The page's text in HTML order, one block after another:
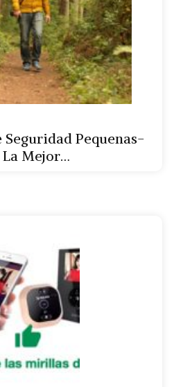
Seguridad Pequenas-
La Mejor…